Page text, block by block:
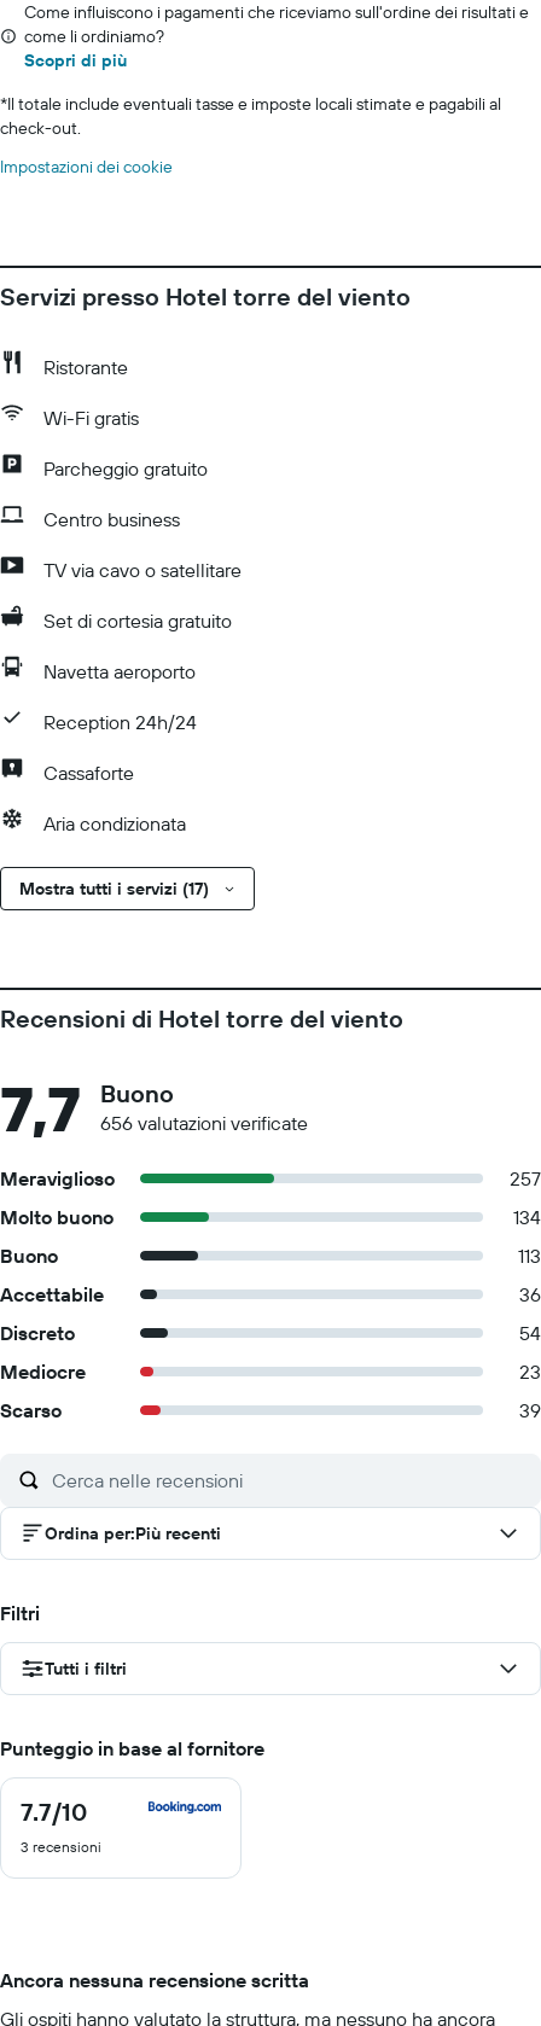
Come influiscono i pagamenti che riceviamo sull'ordine dei risultati e
come li ordiniamo?
Scopri di più
*Il totale include eventuali tasse e imposte locali stimate e pagabili al
check-out.
Impostazioni dei cookie
Servizi presso Hotel torre del viento
Ristorante
Wi-Fi gratis
Parcheggio gratuito
Centro business
TV via cavo o satellitare
Set di cortesia gratuito
Navetta aeroporto
Reception 24h/24
Cassaforte
Aria condizionata
Mostra tutti i servizi (17)
Recensioni di Hotel torre del viento
7,7 Buono
656 valutazioni verificate
Meraviglioso
257
Molto buono
134
Buono
113
Accettabile
36
Discreto
54
Mediocre
23
Scarso
39
Ordina per:Più recenti
Filtri
Tutti i filtri
Punteggio in base al fornitore
7.7/10
7.7
10
3 recensioni
Ancora nessuna recensione scritta
Gli ospiti hanno valutato la struttura, ma nessuno ha ancora